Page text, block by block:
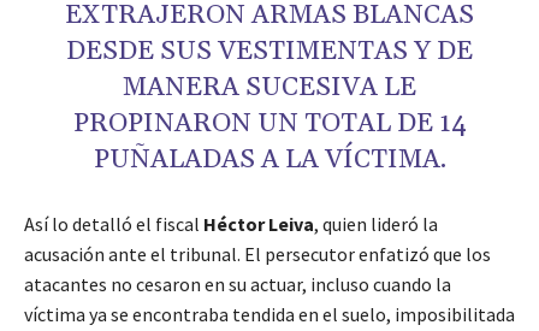
EXTRAJERON ARMAS BLANCAS
DESDE SUS VESTIMENTAS Y DE
MANERA SUCESIVA LE
PROPINARON UN TOTAL DE 14
PUÑALADAS A LA VÍCTIMA.
Así lo detalló el fiscal Héctor Leiva, quien lideró la
acusación ante el tribunal. El persecutor enfatizó que los
atacantes no cesaron en su actuar, incluso cuando la
víctima ya se encontraba tendida en el suelo, imposibilitada